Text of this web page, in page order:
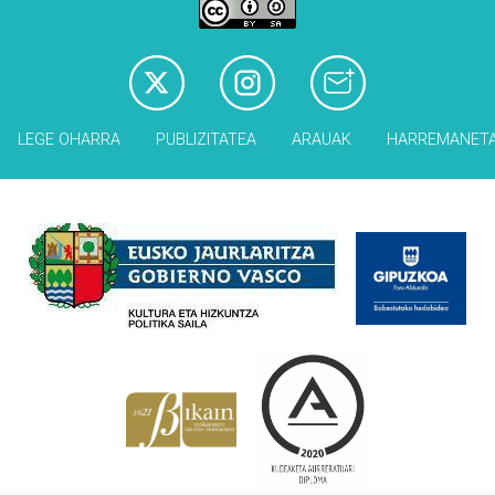
LEGE OHARRA PUBLIZITATEA ARAUAK